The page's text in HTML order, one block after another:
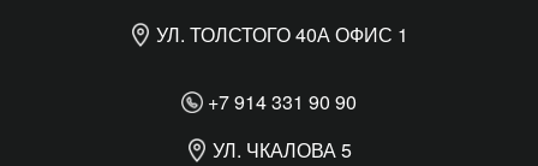
УЛ. ТОЛСТОГО 40А ОФИС 1
+7 914 331 90 90
УЛ. ЧКАЛОВА 5